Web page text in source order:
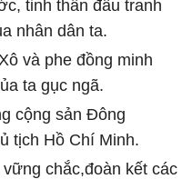
tinh thần đấu tranh
nhân dân ta.
và phe đồng minh
ta gục ngã.
cộng sản Đông
tịch Hồ Chí Minh.
chắc,đoàn kết các